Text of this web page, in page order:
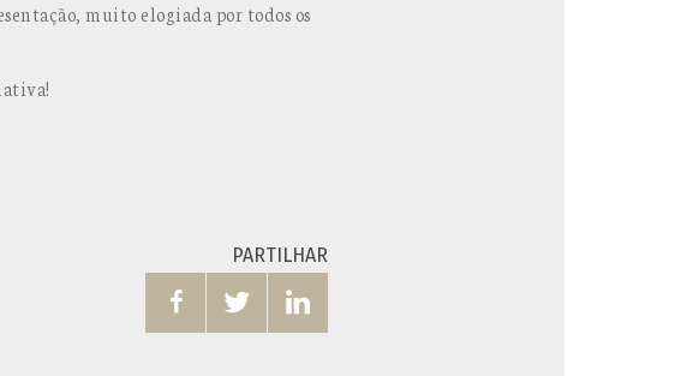
muito elogiada por todos os
PARTILHAR
  